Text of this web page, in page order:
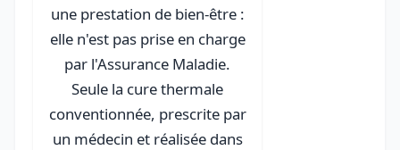
une prestation de bien-être :
elle n'est pas prise en charge
par l'Assurance Maladie.
Seule la cure thermale
conventionnée, prescrite par
un médecin et réalisée dans